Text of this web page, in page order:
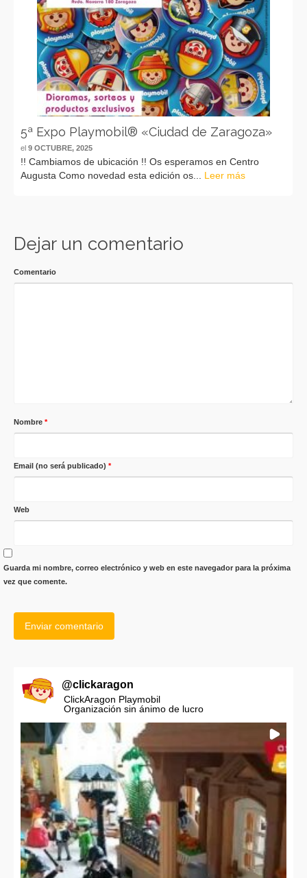
5ª Expo Playmobil® «Ciudad de Zaragoza»
el 9 OCTUBRE, 2025
!! Cambiamos de ubicación !! Os esperamos en Centro
Augusta Como novedad esta edición os... Leer más
Dejar un comentario
Comentario
Nombre *
Email (no será publicado) *
Web
Guarda mi nombre, correo electrónico y web en este navegador para la próxima
vez que comente.
@clickaragon
ClickAragon Playmobil
Organización sin ánimo de lucro